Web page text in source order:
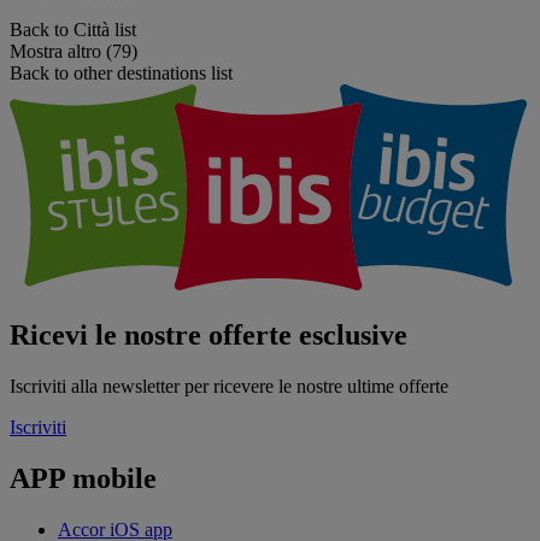
Back to Città list
Mostra altro (79)
Back to other destinations list
Ricevi le nostre offerte esclusive
Iscriviti alla newsletter per ricevere le nostre ultime offerte
Iscriviti
APP mobile
Accor iOS app